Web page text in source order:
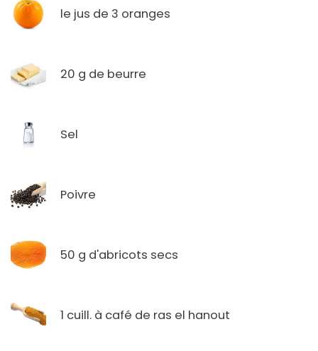
le jus de 3 oranges
20 g de beurre
Sel
Poivre
50 g d'abricots secs
1 cuill. à café de ras el hanout